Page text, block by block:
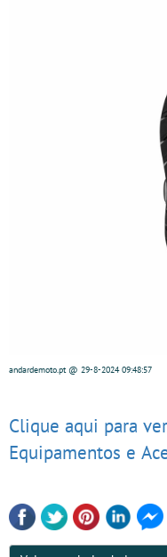
andardemoto.pt@ 29-8-202409:48:57
Clique aqui para
Equipamentos e